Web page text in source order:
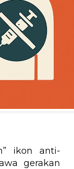
ikon anti-
gerakan